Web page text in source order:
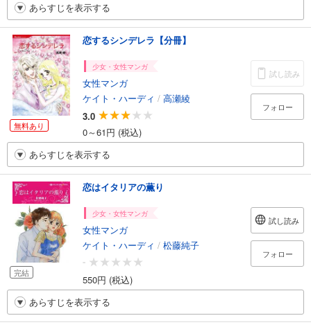
あらすじを表示する
無料あり
恋するシンデレラ【分冊】
少女・女性マンガ
女性マンガ
ケイト・ハーディ / 高瀬綾
3.0
0～61円 (税込)
試し読み
フォロー
あらすじを表示する
完結
恋はイタリアの薫り
少女・女性マンガ
女性マンガ
ケイト・ハーディ / 松藤純子
-
550円 (税込)
試し読み
フォロー
あらすじを表示する